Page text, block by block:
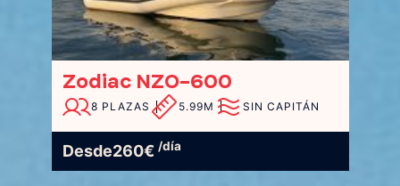
Zodiac NZO-600
8 PLAZAS 5.99M SIN CAPITÁN
Desde260€ /día